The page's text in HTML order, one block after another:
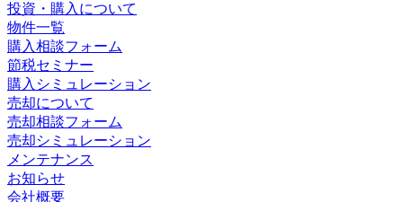
投資・購入について
物件一覧
購入相談フォーム
節税セミナー
購入シミュレーション
売却について
売却相談フォーム
売却シミュレーション
メンテナンス
お知らせ
会社概要